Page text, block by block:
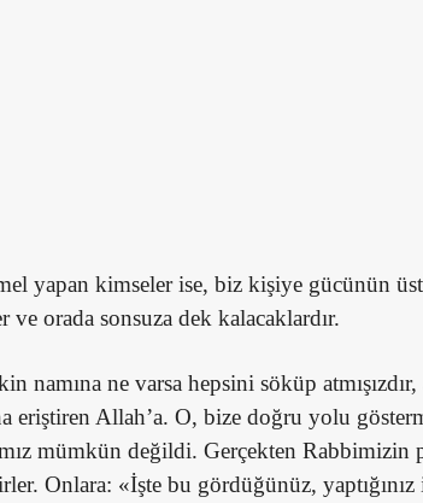
yapan kimseler ise, biz kişiye gücünün
orada sonsuza dek kalacaklardır.
namına ne varsa hepsini söküp
eriştiren Allah’a. O, bize doğru yolu
mümkün değildi. Gerçekten Rabbimizin
Onlara: «İşte bu gördüğünüz, yaptığınız